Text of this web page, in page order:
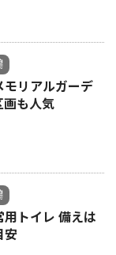
モリアルガーデ
も人気
トイレ 備えは
安